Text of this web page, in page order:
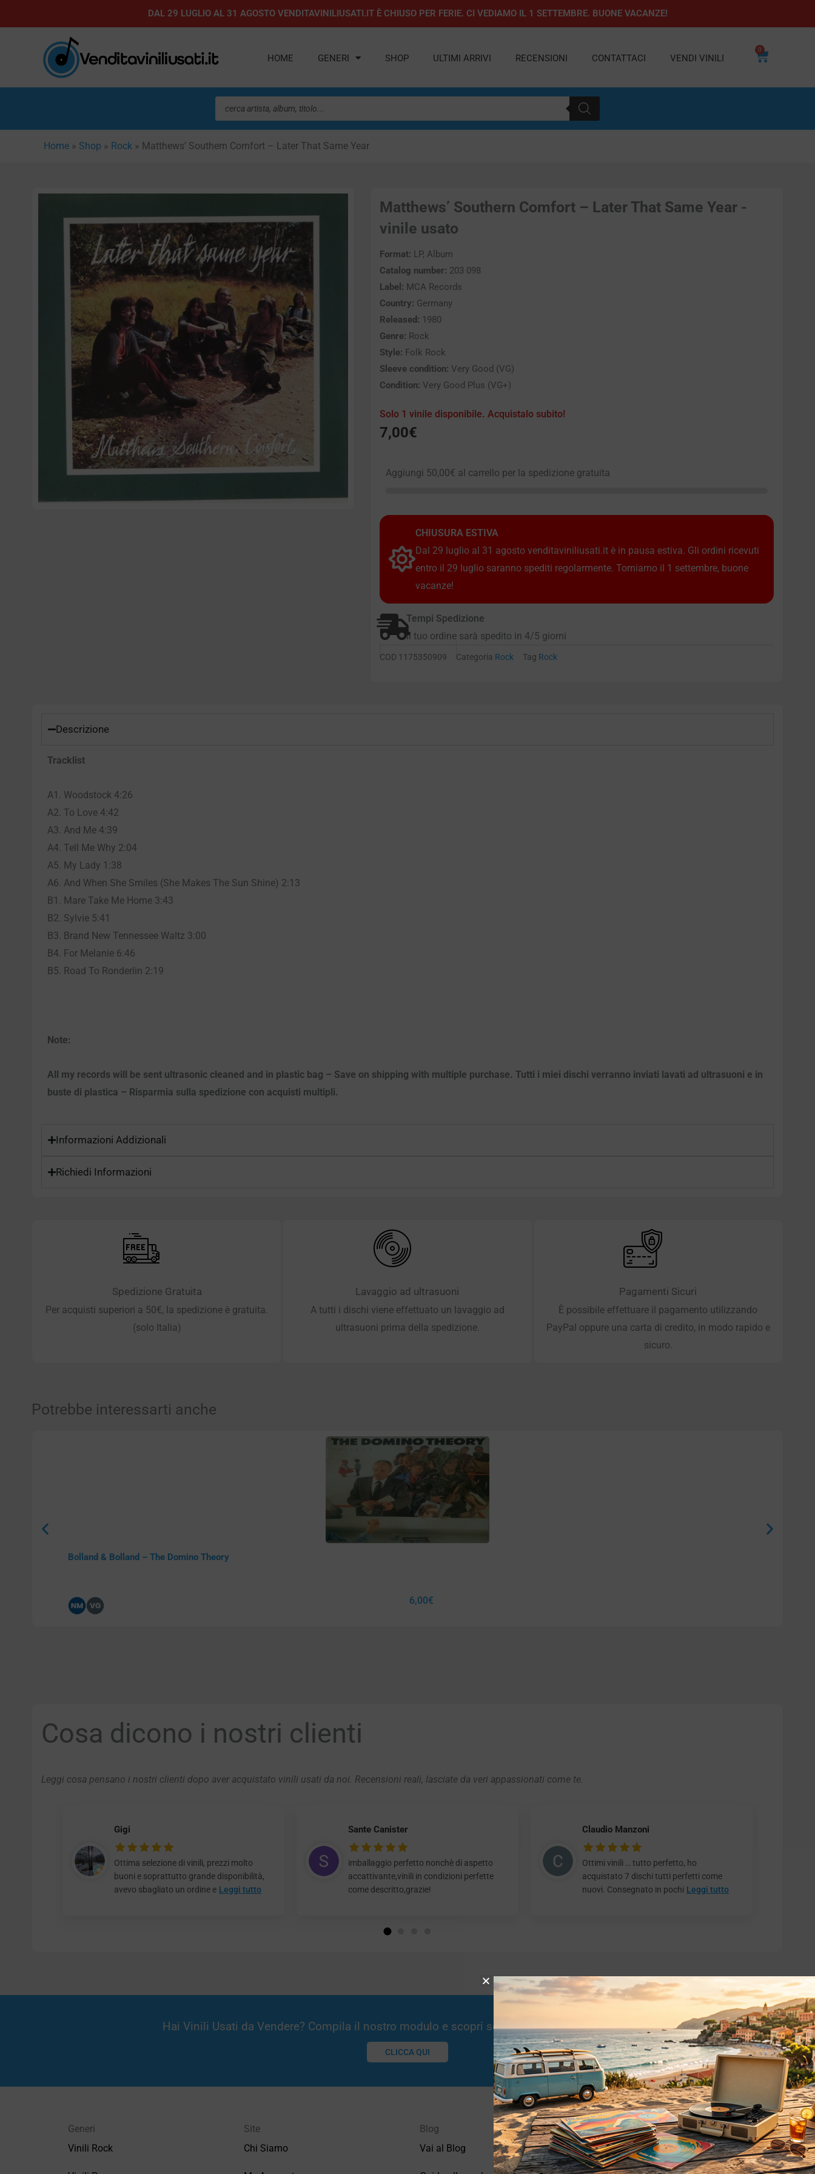
al
DAL 29 LUGLIO AL 31 AGOSTO VENDITAVINILIUSATI.IT È CHIUSO PER FERIE. CI VEDIAMO IL 1 SETTEMBRE. BUONE VACANZE!
HOME GENERI SHOP ULTIMI ARRIVI RECENSIONI CONTATTACI VENDI VINILI
0
Carrello
Ricerca
prodotti
Home » Shop » Rock » Matthews’ Southern Comfort – Later That Same Year
Matthews’ Southern Comfort – Later That Same Year -
vinile usato
Format: LP, Album
Catalog number: 203 098
Label: MCA Records
Country: Germany
Released: 1980
Genre: Rock
Style: Folk Rock
Sleeve condition: Very Good (VG)
Condition: Very Good Plus (VG+)
Solo 1 vinile disponibile. Acquistalo subito!
7,00€
Aggiungi 50,00€ al carrello per la spedizione gratuita
CHIUSURA ESTIVA
Dal 29 luglio al 31 agosto venditaviniliusati.it è in pausa estiva. Gli ordini ricevuti
entro il 29 luglio saranno spediti regolarmente. Torniamo il 1 settembre, buone
vacanze!
Tempi Spedizione
Il tuo ordine sarà spedito in 4/5 giorni
COD 1175350909 Categoria Rock Tag Rock
Descrizione
Tracklist
A1. Woodstock 4:26
A2. To Love 4:42
A3. And Me 4:39
A4. Tell Me Why 2:04
A5. My Lady 1:38
A6. And When She Smiles (She Makes The Sun Shine) 2:13
B1. Mare Take Me Home 3:43
B2. Sylvie 5:41
B3. Brand New Tennessee Waltz 3:00
B4. For Melanie 6:46
B5. Road To Ronderlin 2:19
Note:
All my records will be sent ultrasonic cleaned and in plastic bag – Save on shipping with multiple purchase. Tutti i miei dischi verranno inviati lavati ad ultrasuoni e in
buste di plastica – Risparmia sulla spedizione con acquisti multipli.
Informazioni Addizionali
Richiedi Informazioni
Spedizione Gratuita
Per acquisti superiori a 50€, la spedizione è gratuita.
(solo Italia)
Lavaggio ad ultrasuoni
A tutti i dischi viene effettuato un lavaggio ad
ultrasuoni prima della spedizione.
Pagamenti Sicuri
È possibile effettuare il pagamento utilizzando
PayPal oppure una carta di credito, in modo rapido e
sicuro.
Potrebbe interessarti anche
Bolland & Bolland – The Domino Theory
6,00€
Cosa dicono i nostri clienti
Leggi cosa pensano i nostri clienti dopo aver acquistato vinili usati da noi. Recensioni reali, lasciate da veri appassionati come te.
Gigi
Ottima selezione di vinili, prezzi molto
buoni e soprattutto grande disponibilità,
avevo sbagliato un ordine e Leggi tutto
Sante Canister
imballaggio perfetto nonchè di aspetto
accattivante,vinili in condizioni perfette
come descritto,grazie!
Claudio Manzoni
Ottimi vinili … tutto perfetto, ho
acquistato 7 dischi tutti perfetti come
nuovi. Consegnato in pochi Leggi tutto
Hai Vinili Usati da Vendere? Compila il nostro modulo e scopri se potremmo essere interessati!
CLICCA QUI
Generi
Vinili Rock
Site
Chi Siamo
Blog
Vai al Blog
Privacy
Privacy Policy